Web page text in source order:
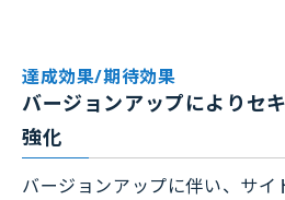
達成効果/期待効果
バージョンアップによりセ
強化
バージョンアップに伴い、サ